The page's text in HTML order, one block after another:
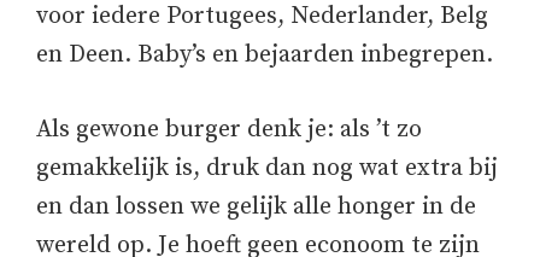
voor iedere Portugees, Nederlander, Belg
en Deen. Baby’s en bejaarden inbegrepen.
Als gewone burger denk je: als ’t zo
gemakkelijk is, druk dan nog wat extra bij
en dan lossen we gelijk alle honger in de
wereld op. Je hoeft geen econoom te zijn